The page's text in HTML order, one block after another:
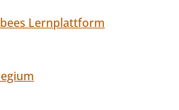
Lernplattform